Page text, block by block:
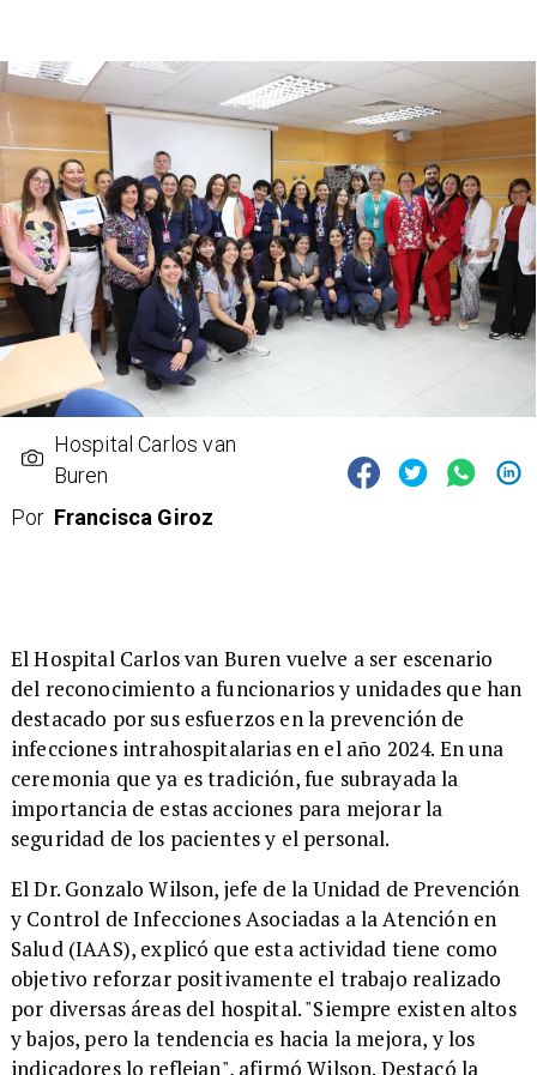
Hospital Carlos van
Buren
Por Francisca Giroz
​El Hospital Carlos van Buren vuelve a ser escenario
del reconocimiento a funcionarios y unidades que han
destacado por sus esfuerzos en la prevención de
infecciones intrahospitalarias en el año 2024. En una
ceremonia que ya es tradición, fue subrayada la
importancia de estas acciones para mejorar la
seguridad de los pacientes y el personal.
​El Dr. Gonzalo Wilson, jefe de la Unidad de Prevención
y Control de Infecciones Asociadas a la Atención en
Salud (IAAS), explicó que esta actividad tiene como
objetivo reforzar positivamente el trabajo realizado
por diversas áreas del hospital. "Siempre existen altos
y bajos, pero la tendencia es hacia la mejora, y los
indicadores lo reflejan", afirmó Wilson. Destacó la